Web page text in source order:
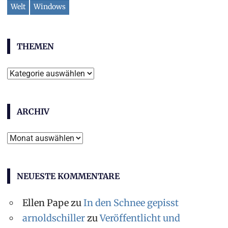
Welt
Windows
THEMEN
Themen
ARCHIV
Archiv
NEUESTE KOMMENTARE
Ellen PapezuIn den Schnee gepisst
arnoldschillerzuVeröffentlicht und